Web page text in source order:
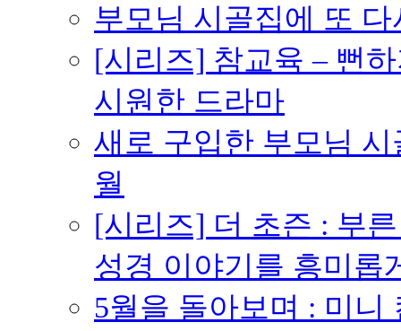
부모님 시골집에 또
[시리즈] 참교육 – 뻔
시원한 드라마
새로 구입한 부모님 시
월
[시리즈] 더 초즌 : 부른
성경 이야기를 흥미롭
5월을 돌아보며 : 미니